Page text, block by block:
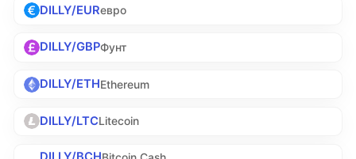
DILLY/EURевро
DILLY/GBPФунт
DILLY/ETHEthereum
DILLY/LTCLitecoin